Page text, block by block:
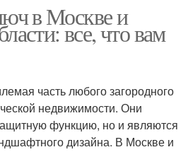
в Москве и
все, что вам
часть любого загородного
недвижимости. Они
функцию, но и являются
дизайна. В Москве и